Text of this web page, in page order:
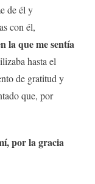
de él y
con él,
la que me sentía
hasta el
de gratitud y
que, por
por la gracia